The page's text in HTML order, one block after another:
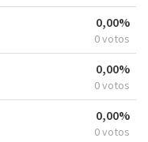
0,00%
0 votos
0,00%
0 votos
0,00%
0 votos